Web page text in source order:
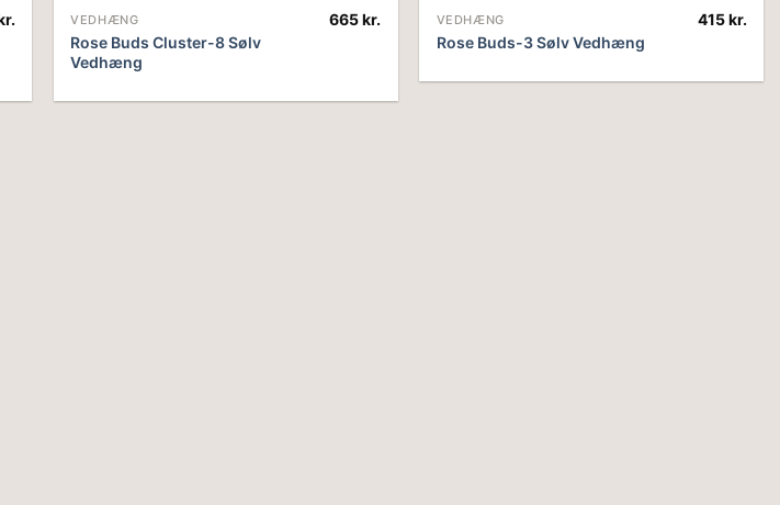
VEDHÆNG
Rose Buds Cluster-8 Sølv
Vedhæng
665kr. VEDHÆNG
Rose Buds-3 Sølv Vedhæng
415kr.